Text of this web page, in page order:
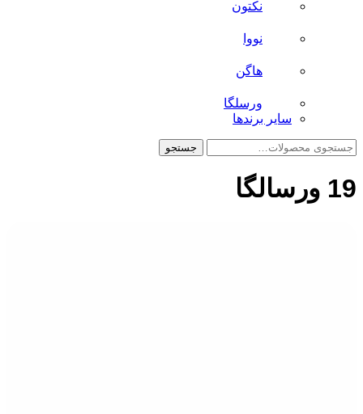
نکتون
نووا
هاگن
ورسلگا
سایر برند‌ها
جستجو
جستجو
19 ورسالگا